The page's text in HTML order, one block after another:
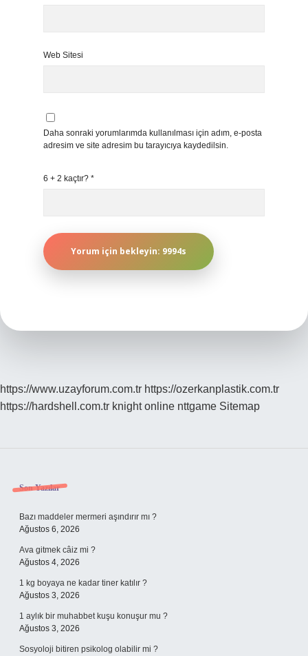
Web Sitesi
Daha sonraki yorumlarımda kullanılması için adım, e-posta
adresim ve site adresim bu tarayıcıya kaydedilsin.
6 + 2 kaçtır? *
https://www.uzayforum.com.tr https://ozerkanplastik.com.tr
https://hardshell.com.tr knight online nttgame Sitemap
Sidebar
Son Yazılar
Bazı maddeler mermeri aşındırır mı ?
Ağustos 6, 2026
Ava gitmek câiz mi ?
Ağustos 4, 2026
1 kg boyaya ne kadar tiner katılır ?
Ağustos 3, 2026
1 aylık bir muhabbet kuşu konuşur mu ?
Ağustos 3, 2026
Sosyoloji bitiren psikolog olabilir mi ?